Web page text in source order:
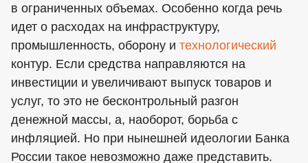
в ограниченных объемах. Особенно когда речь
идет о расходах на инфраструктуру,
промышленность, оборону и технологический
контур. Если средства направляются на
инвестиции и увеличивают выпуск товаров и
услуг, то это не бесконтрольный разгон
денежной массы, а, наоборот, борьба с
инфляцией. Но при нынешней идеологии Банка
России такое невозможно даже представить.